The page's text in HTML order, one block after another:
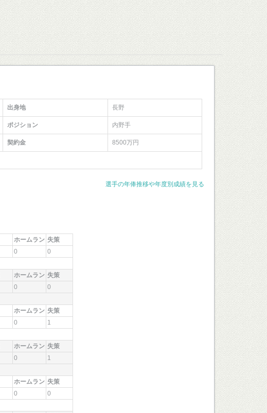
出身地 長野
ポジション 内野手
契約金 8500万円
選手の年俸推移や年度別成績を見る
ホームラン 失策
0
0
ホームラン 失策
0
0
ホームラン 失策
0
1
ホームラン 失策
0
1
ホームラン 失策
0
0